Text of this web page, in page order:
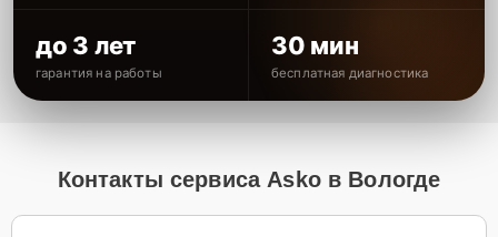
до 3 лет
гарантия на работы
30 мин
бесплатная диагностика
Контакты сервиса Asko в Вологде